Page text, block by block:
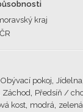
kraj
Obývací pokoj Jídelna
Záchod Předsíň /
kost modrá zelená